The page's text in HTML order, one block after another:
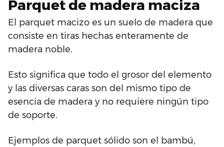
Parquet de madera maciza
El parquet macizo es un suelo de madera que
consiste en tiras hechas enteramente de
madera noble.
Esto significa que todo el grosor del elemento
y las diversas caras son del mismo tipo de
esencia de madera y no requiere ningún tipo
de soporte.
Ejemplos de parquet sólido son el bambú,